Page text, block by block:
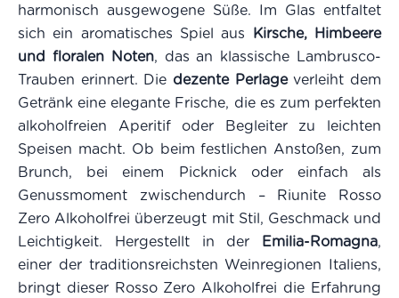
harmonisch ausgewogene Süße. Im Glas entfaltet
sich ein aromatisches Spiel aus Kirsche, Himbeere
und floralen Noten, das an klassische Lambrusco-
Trauben erinnert. Die dezente Perlageverleiht dem
Getränk eine elegante Frische, die es zum perfekten
alkoholfreien Aperitif oder Begleiter zu leichten
Speisen macht. Ob beim festlichen Anstoßen, zum
Brunch, bei einem Picknick oder einfach als
Genussmoment zwischendurch – Riunite Rosso
Zero Alkoholfrei überzeugt mit Stil, Geschmack und
Leichtigkeit. Hergestellt in der Emilia-Romagna,
einer der traditionsreichsten Weinregionen Italiens,
bringt dieser Rosso Zero Alkoholfrei die Erfahrung